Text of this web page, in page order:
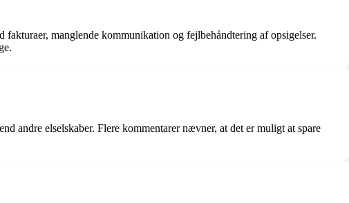
manglende kommunikation og fejlbehåndtering af opsigelser.
andre elselskaber. Flere kommentarer nævner, at det er muligt at spare